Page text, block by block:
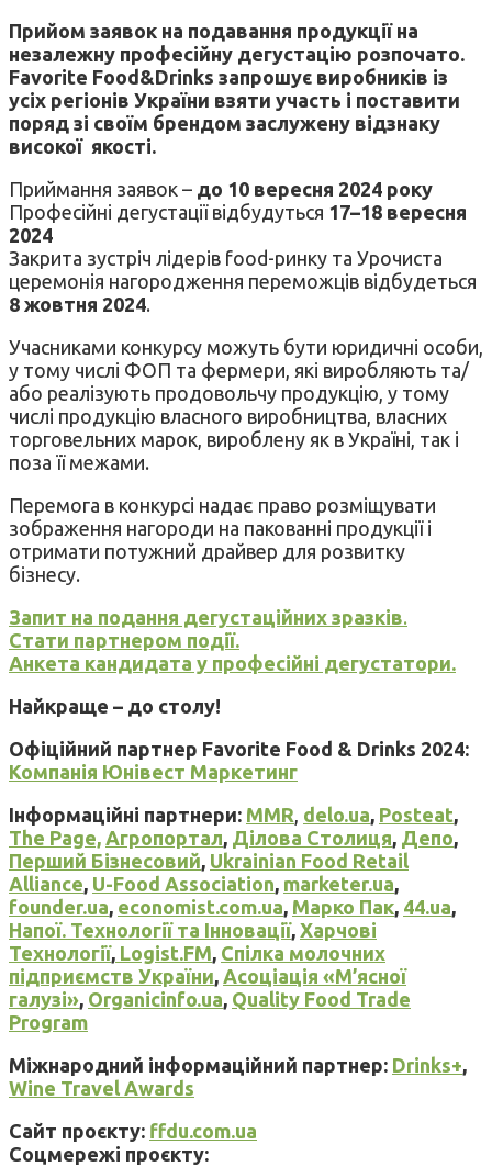
Прийом заявок на подавання продукції на
незалежну професійну дегустацію розпочато.
Favorite Food&Drinks запрошує виробників із
усіх регіонів України взяти участь і поставити
поряд зі своїм брендом заслужену відзнаку
високої якості.
Приймання заявок – до 10 вересня 2024 року
Професійні дегустації відбудуться 17–18 вересня
2024
Закрита зустріч лідерів food-ринку та Урочиста
церемонія нагородження переможців відбудеться
8 жовтня 2024.
Учасниками конкурсу можуть бути юридичні особи,
у тому числі ФОП та фермери, які виробляють та/
або реалізують продовольчу продукцію, у тому
числі продукцію власного виробництва, власних
торговельних марок, вироблену як в Україні, так і
поза її межами.
Перемога в конкурсі надає право розміщувати
зображення нагороди на пакованні продукції і
отримати потужний драйвер для розвитку
бізнесу.
Запит на подання дегустаційних зразків.
Стати партнером події.
Анкета кандидата у професійні дегустатори.
Найкраще – до столу!
Офіційний партнер Favorite Food & Drinks 2024:
Компанія Юнівест Маркетинг
Інформаційні партнери: MMR delo.ua, Posteat,
The Page, Агропортал, Ділова Столиця, Депо,
Перший Бізнесовий, Ukrainian Food Retail
Alliance, U-Food Association, marketer.ua,
founder.ua, economist.com.ua, Марко Пак, 44.ua,
Напої. Технології та Інновації, Харчові
Технології, Logist.FM, Спілка молочних
підприємств України, Асоціація «М’ясної
галузі», Оrganicinfo.ua, Quality Food Trade
Program
Міжнародний інформаційний партнер: Drinks+,
Wine Travel Awards
Сайт проєкту: ffdu.com.ua
Соцмережі проєкту: